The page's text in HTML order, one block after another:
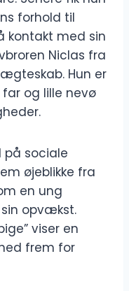
forhold til
kontakt med sin
Niclas fra
Hun er
og lille nevø
på sociale
øjeblikke fra
en ung
opvækst.
viser en
frem for